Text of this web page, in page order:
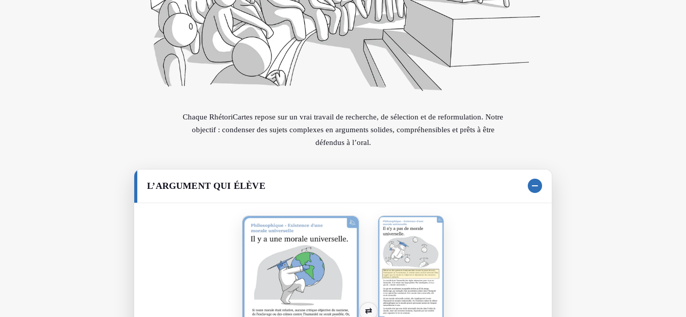
Chaque RhétoriCartes repose sur un vrai travail de recherche, de sélection et de reformulation. Notre
objectif : condenser des sujets complexes en arguments solides, compréhensibles et prêts à être
défendus à l’oral.
L’ARGUMENT QUI ÉLÈVE
⇄